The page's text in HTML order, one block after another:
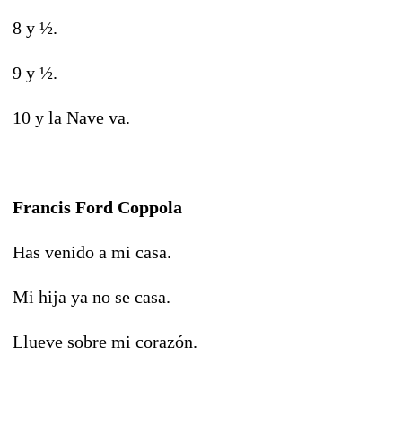
8 y ½.
9 y ½.
10 y la Nave va.
Francis Ford Coppola
Has venido a mi casa.
Mi hija ya no se casa.
Llueve sobre mi corazón.